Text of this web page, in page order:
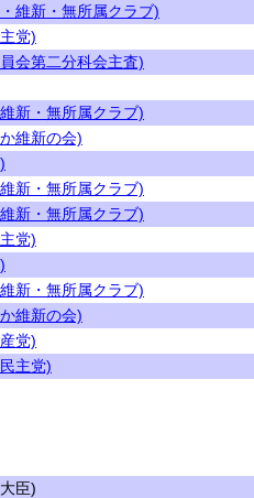
維新・無所属クラブ)
党)
会第二分科会主査)
新・無所属クラブ)
維新の会)
新・無所属クラブ)
新・無所属クラブ)
党)
新・無所属クラブ)
維新の会)
党)
主党)
臣)